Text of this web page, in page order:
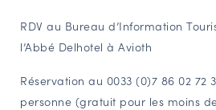
RDV au Bureau d’Information
l’Abbé Delhotel à Avioth
Réservation au 0033 (0)7 86 02 72
personne (gratuit pour les moins